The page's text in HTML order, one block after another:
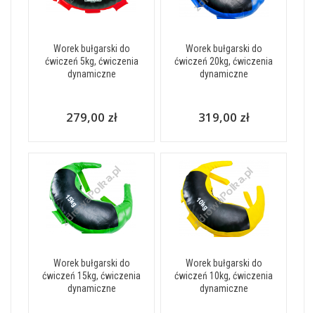
Worek bułgarski do
ćwiczeń 5kg, ćwiczenia
dynamiczne
279,00 zł
Worek bułgarski do
ćwiczeń 20kg, ćwiczenia
dynamiczne
319,00 zł
Worek bułgarski do
ćwiczeń 15kg, ćwiczenia
dynamiczne
Worek bułgarski do
ćwiczeń 10kg, ćwiczenia
dynamiczne